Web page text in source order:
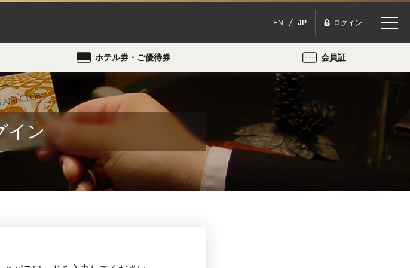
EN JP ログイン
ホテル券・ご優待券 会員証
イン